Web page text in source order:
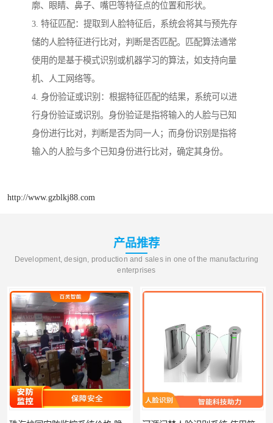
廓、眼睛、鼻子、嘴巴等特征点的位置和形状。
3. 特征匹配：提取到人脸特征后，系统会将其与预先存
储的人脸特征进行比对，判断是否匹配。匹配算法通常
使用的是基于模式识别或机器学习的算法，如支持向量
机、人工网络等。
4. 身份验证或识别：根据特征匹配的结果，系统可以进
行身份验证或识别。身份验证是指将输入的人脸与已知
身份进行比对，判断是否为同一人；而身份识别是指将
输入的人脸与多个已知身份进行比对，确定其身份。
http://www.gzblkj88.com
产品推荐
Development, design, production and sales in one of the manufacturing
enterprises